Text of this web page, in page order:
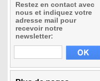
Restez en contact avec
nous et indiquez votre
adresse mail pour
recevoir notre
newsletter: